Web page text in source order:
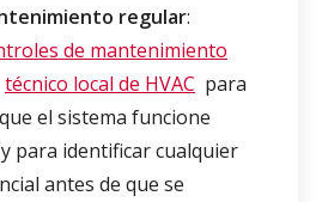
regular:
de mantenimiento
técnico local de HVAC para
el sistema funcione
para identificar cualquier
antes de que se